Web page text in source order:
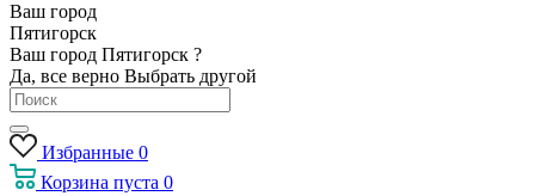
Ваш город
Пятигорск
Ваш город Пятигорск ?
Да, все верно Выбрать другой
Избранные 0
Корзина пуста 0